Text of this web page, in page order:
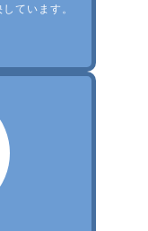
ています。